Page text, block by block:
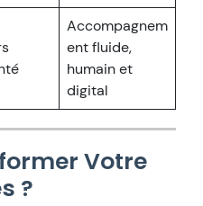
Accompagnem
ent fluide,
humain et
digital
Votre
?